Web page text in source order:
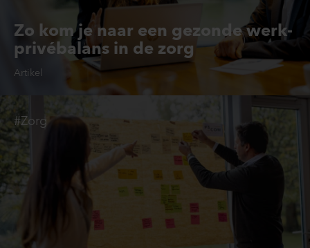
Zo kom je naar een gezonde werk-
privébalans in de zorg
Artikel
#Zorg